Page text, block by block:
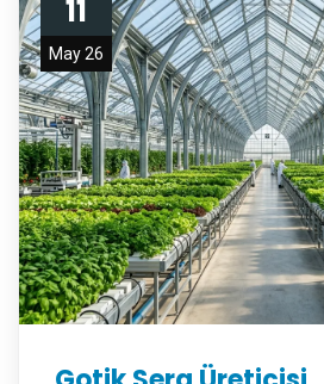
11
May 26